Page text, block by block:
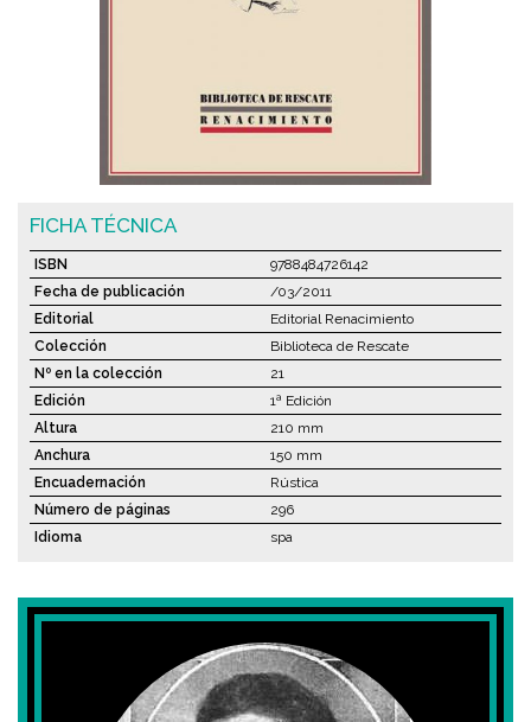
FICHA TÉCNICA
ISBN
9788484726142
Fecha de publicación
/03/2011
Editorial
Editorial Renacimiento
Colección
Biblioteca de Rescate
Nº en la colección
21
Edición
1ª Edición
Altura
210 mm
Anchura
150 mm
Encuadernación
Rústica
Número de páginas
296
Idioma
spa